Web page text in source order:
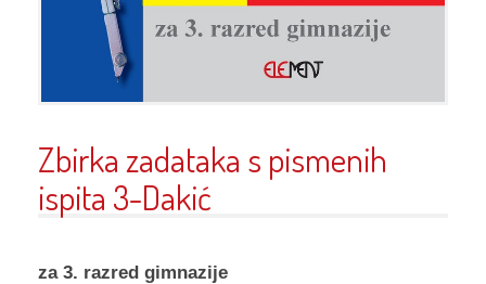
Zbirka zadataka s pismenih
ispita 3-Dakić
za 3. razred gimnazije